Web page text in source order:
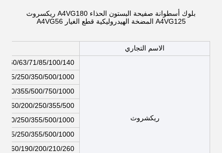
بلوك أسطوانة صفيحة البستون الحذاء A4VG180 ريكسروث
A4VG125 المضخة الهيدروليكية قطع الغيار A4VG56
الاسم التجاري
ريكشروث
60/63/71/85/100/140
225/250/350/500/1000
250/355/500/750/1000
160/200/250/355/500
200/250/355/500/1000
225/250/355/500/1000
160/190/200/210/260